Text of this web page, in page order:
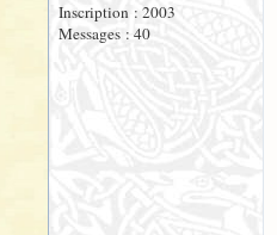
Inscription : 2003
Messages : 40